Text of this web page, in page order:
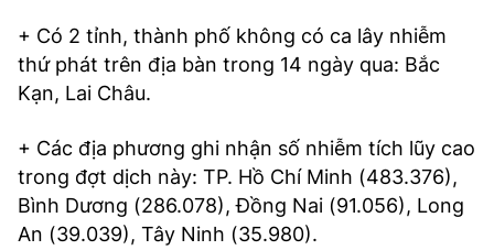
+ Có 2 tỉnh, thành phố không có ca lây nhiễm
thứ phát trên địa bàn trong 14 ngày qua: Bắc
Kạn, Lai Châu.
+ Các địa phương ghi nhận số nhiễm tích lũy cao
trong đợt dịch này: TP. Hồ Chí Minh (483.376),
Bình Dương (286.078), Đồng Nai (91.056), Long
An (39.039), Tây Ninh (35.980).